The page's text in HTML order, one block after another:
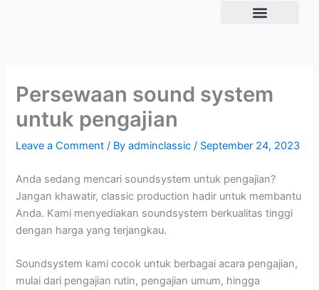
Persewaan sound system
untuk pengajian
Leave a Comment / Byadminclassic/ September 24, 2023
Anda sedang mencari soundsystem untuk pengajian?
Jangan khawatir, classic production hadir untuk membantu
Anda. Kami menyediakan soundsystem berkualitas tinggi
dengan harga yang terjangkau.
Soundsystem kami cocok untuk berbagai acara pengajian,
mulai dari pengajian rutin, pengajian umum, hingga